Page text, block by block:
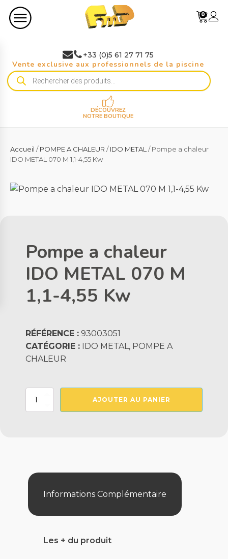
0
+33 (0)5 61 27 71 75
Vente exclusive aux professionnels de la piscine
Recherche
de
DÉCOUVREZ
NOTRE BOUTIQUE
Accueil /POMPE A CHALEUR /IDO METAL / Pompe a chaleur
IDO METAL 070 M 1,1-4,55 Kw
Pompe a chaleur
IDO METAL 070 M
1,1-4,55 Kw
RÉFÉRENCE : 93003051
CATÉGORIE : IDO METAL, POMPE A
CHALEUR
quantité
1,1-
AJOUTER AU PANIER
Informations Complémentaire
Les + du produit